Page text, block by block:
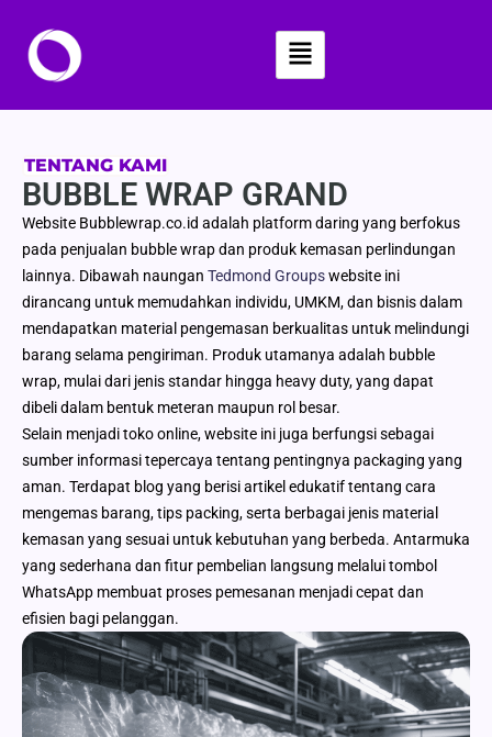
Skip
TENTANG KAMI
BUBBLE WRAP GRAND
Website Bubblewrap.co.id adalah platform daring yang berfokus
pada penjualan bubble wrap dan produk kemasan perlindungan
lainnya. Dibawah naungan Tedmond Groupswebsite ini
dirancang untuk memudahkan individu, UMKM, dan bisnis dalam
mendapatkan material pengemasan berkualitas untuk melindungi
barang selama pengiriman. Produk utamanya adalah bubble
wrap, mulai dari jenis standar hingga heavy duty, yang dapat
dibeli dalam bentuk meteran maupun rol besar.
Selain menjadi toko online, website ini juga berfungsi sebagai
sumber informasi tepercaya tentang pentingnya packaging yang
aman. Terdapat blog yang berisi artikel edukatif tentang cara
mengemas barang, tips packing, serta berbagai jenis material
kemasan yang sesuai untuk kebutuhan yang berbeda. Antarmuka
yang sederhana dan fitur pembelian langsung melalui tombol
WhatsApp membuat proses pemesanan menjadi cepat dan
efisien bagi pelanggan.